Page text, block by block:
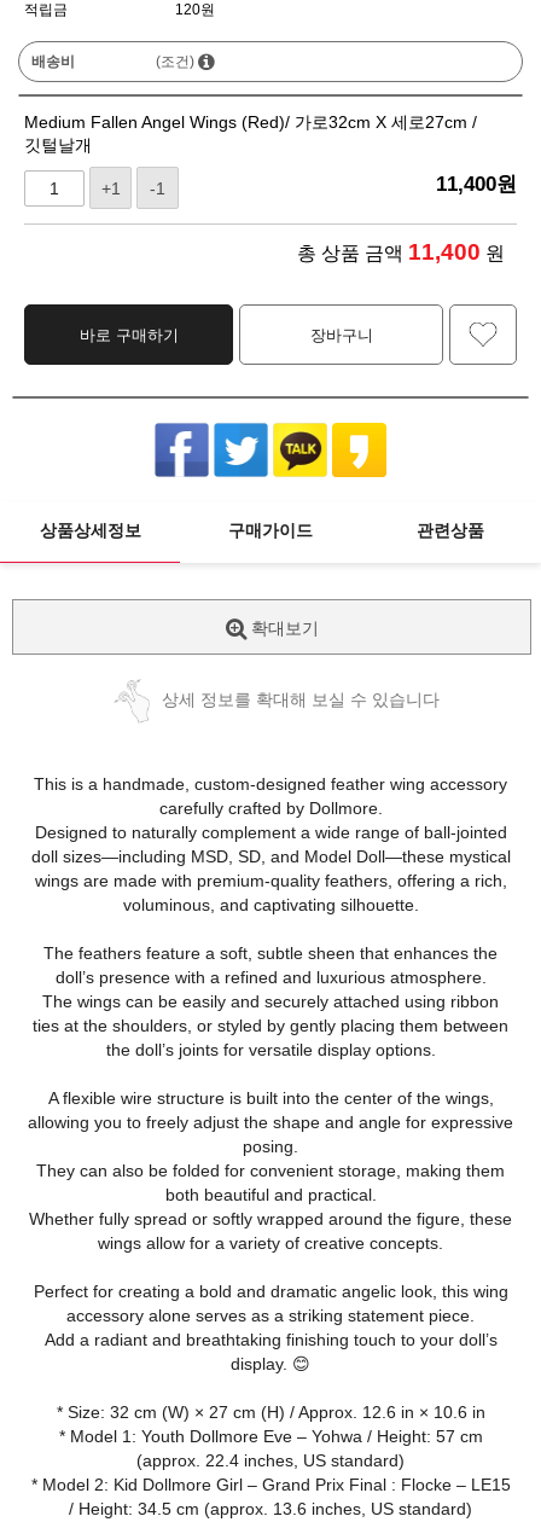
적립금 120원
배송비 (조건)
Medium Fallen Angel Wings (Red)/ 가로32cm X 세로27cm /
깃털날개
+1 -1 11,400원
총 상품 금액 11,400 원
바로 구매하기 장바구니
상품상세정보 구매가이드 관련상품
확대보기
상세 정보를 확대해 보실 수 있습니다
This is a handmade, custom-designed feather wing accessory
carefully crafted by Dollmore.
Designed to naturally complement a wide range of ball-jointed
doll sizes—including MSD, SD, and Model Doll—these mystical
wings are made with premium-quality feathers, offering a rich,
voluminous, and captivating silhouette.
The feathers feature a soft, subtle sheen that enhances the
doll’s presence with a refined and luxurious atmosphere.
The wings can be easily and securely attached using ribbon
ties at the shoulders, or styled by gently placing them between
the doll’s joints for versatile display options.
A flexible wire structure is built into the center of the wings,
allowing you to freely adjust the shape and angle for expressive
posing.
They can also be folded for convenient storage, making them
both beautiful and practical.
Whether fully spread or softly wrapped around the figure, these
wings allow for a variety of creative concepts.
Perfect for creating a bold and dramatic angelic look, this wing
accessory alone serves as a striking statement piece.
Add a radiant and breathtaking finishing touch to your doll’s
display. 😊
* Size: 32 cm (W) × 27 cm (H) / Approx. 12.6 in × 10.6 in
* Model 1: Youth Dollmore Eve – Yohwa / Height: 57 cm
(approx. 22.4 inches, US standard)
* Model 2: Kid Dollmore Girl – Grand Prix Final : Flocke – LE15
/ Height: 34.5 cm (approx. 13.6 inches, US standard)